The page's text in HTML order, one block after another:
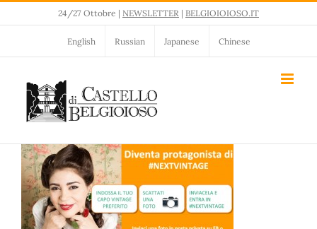
Salta
24/27 Ottobre | NEWSLETTER | BELGIOIOIOSO.IT
English Russian Japanese Chinese